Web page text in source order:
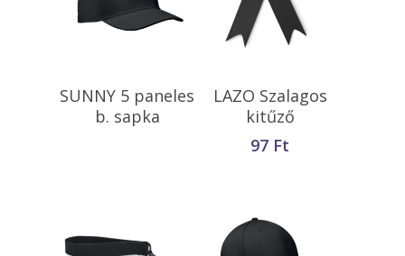
Tovább Olvasom
SUNNY 5 paneles
b. sapka
Opciók Választása
LAZO Szalagos
kitűző
97 Ft